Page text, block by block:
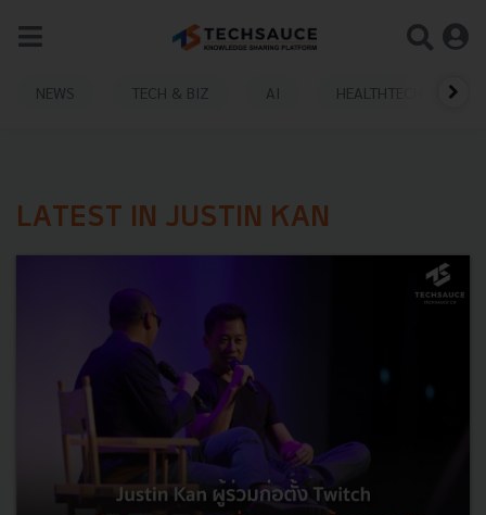
NEWS TECH & BIZ AI HEALTHTECH
LATEST IN JUSTIN KAN